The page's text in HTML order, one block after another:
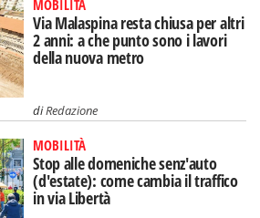
MOBILITÀ
Via Malaspina resta chiusa per altri
2 anni: a che punto sono i lavori
della nuova metro
diRedazione
MOBILITÀ
Stop alle domeniche senz'auto
(d'estate): come cambia il traffico
in via Libertà